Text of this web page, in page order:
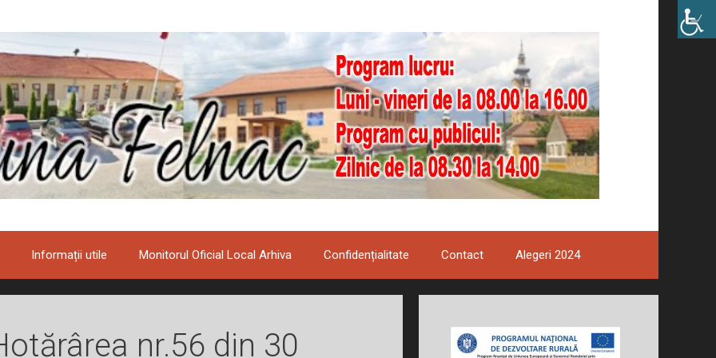
Informații utile Monitorul Oficial Local Arhiva Confidențialitate Contact Alegeri 2024
nr.56 din 30